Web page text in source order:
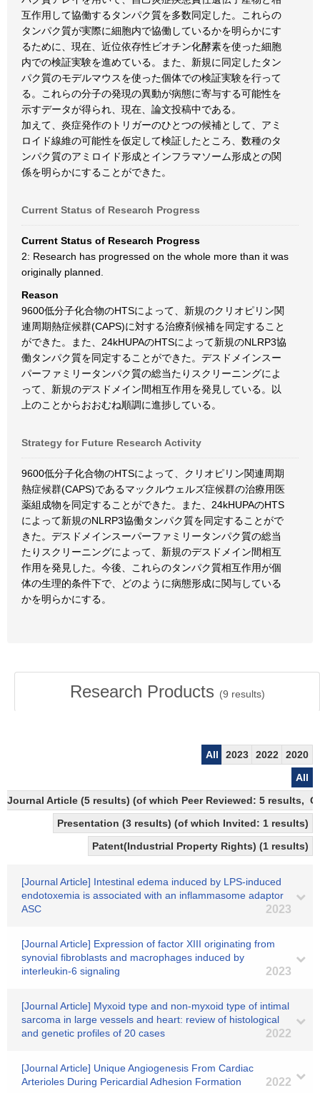
互作用して協働するタンパク質を多数同定した。これらの
タンパク質が実際に細胞内で協働しているかを明らかにす
るために、現在、近位依存性ビオチン化酵素を使った細胞
内での検証実験を進めている。また、新規に同定したタン
パク質のモデルマウスを使った個体での検証実験を行って
る。これらの分子の発現の異動が病態に寄与する可能性を
示すデータが得られ、現在、論文投稿中である。
加えて、炎症発作のトリガーのひとつの候補として、アミ
ロイド線維の可能性を仮定して検証したところ、数種のタ
ンパク質のアミロイド形成とインフラマソーム形成との関
係を明らかにすることができた。
Current Status of Research Progress
Current Status of Research Progress
2: Research has progressed on the whole more than it was
originally planned.
Reason
9600低分子化合物のHTSによって、新規のクリオピリン関
連周期熱症候群(CAPS)に対する治療剤候補を同定すること
ができた。また、24kHUPAのHTSによって新規のNLRP3協
働タンパク質を同定することができた。デスドメインスー
パーファミリータンパク質の総当たりスクリーニングによ
って、新規のデスドメイン間相互作用を発見している。以
上のことからおおむね順調に進捗している。
Strategy for Future Research Activity
9600低分子化合物のHTSによって、クリオピリン関連周期
熱症候群(CAPS)であるマックルウェルズ症候群の治療用医
薬組成物を同定することができた。また、24kHUPAのHTS
によって新規のNLRP3協働タンパク質を同定することがで
きた。デスドメインスーパーファミリータンパク質の総当
たりスクリーニングによって、新規のデスドメイン間相互
作用を発見した。今後、これらのタンパク質相互作用が個
体の生理的条件下で、どのように病態形成に関与している
かを明らかにする。
Research Products (9 results)
All 2023 2022
2020
All
Journal Article (5 results) (of which Peer Reviewed: 5 results,
Presentation (3 results) (of which Invited: 1 results)
Patent(Industrial Property Rights) (1 results)
[Journal Article] Intestinal edema induced by LPS-induced
endotoxemia is associated with an inflammasome adaptor
ASC
2023
[Journal Article] Expression of factor XIII originating from
synovial fibroblasts and macrophages induced by
interleukin-6 signaling
2023
[Journal Article] Myxoid type and non-myxoid type of intimal
sarcoma in large vessels and heart: review of histological
and genetic profiles of 20 cases
2022
[Journal Article] Unique Angiogenesis From Cardiac
Arterioles During Pericardial Adhesion Formation
2022